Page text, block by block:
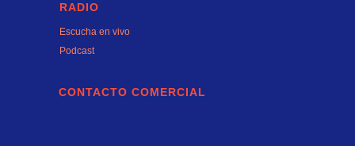
RADIO
Escucha en vivo
Podcast
CONTACTO COMERCIAL